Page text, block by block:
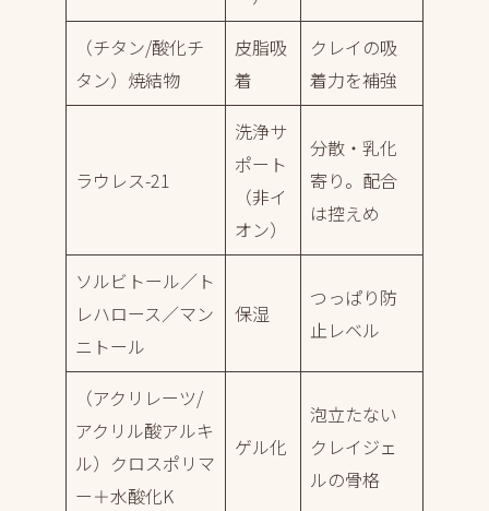
（チタン/酸化チ
タン）焼結物
皮脂吸
着
クレイの吸
着力を補強
ラウレス-21
洗浄サ
ポート
（非イ
オン）
分散・乳化
寄り。配合
は控えめ
ソルビトール／ト
レハロース／マン
ニトール
保湿
つっぱり防
止レベル
（アクリレーツ/
アクリル酸アルキ
ル）クロスポリマ
ー＋水酸化K
ゲル化
泡立たない
クレイジェ
ルの骨格